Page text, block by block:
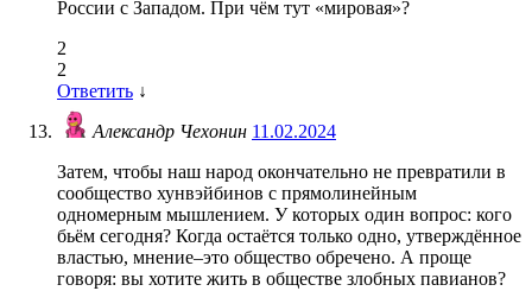
России с Западом. При чём тут «мировая»?
2
2
Ответить ↓
Александр Чехонин 11.02.2024
Затем, чтобы наш народ окончательно не превратили в
сообщество хунвэйбинов с прямолинейным
одномерным мышлением. У которых один вопрос: кого
бьём сегодня? Когда остаётся только одно, утверждённое
властью, мнение–это общество обречено. А проще
говоря: вы хотите жить в обществе злобных павианов?